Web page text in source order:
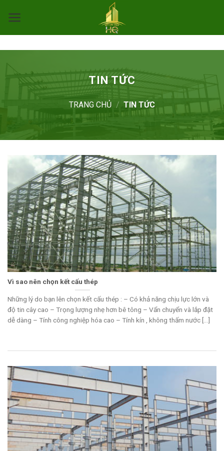
TIN TỨC
TRANG CHỦ / TIN TỨC
Vì sao nên chọn kết cấu thép
Những lý do bạn lên chọn kết cấu thép : – Có khả năng chịu lực lớn và
độ tin cây cao – Trọng lượng nhẹ hơn bê tông – Vẩn chuyển và lắp đặt
dễ dàng – Tính công nghiệp hóa cao – Tính kín , không thấm nước [...]